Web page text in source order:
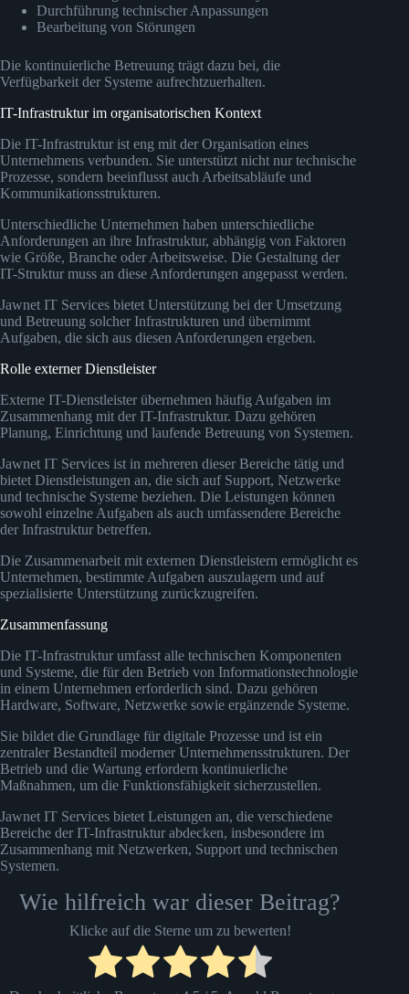
Durchführung technischer Anpassungen
Bearbeitung von Störungen
Die kontinuierliche Betreuung trägt dazu bei, die
Verfügbarkeit der Systeme aufrechtzuerhalten.
IT-Infrastruktur im organisatorischen Kontext
Die IT-Infrastruktur ist eng mit der Organisation eines
Unternehmens verbunden. Sie unterstützt nicht nur technische
Prozesse, sondern beeinflusst auch Arbeitsabläufe und
Kommunikationsstrukturen.
Unterschiedliche Unternehmen haben unterschiedliche
Anforderungen an ihre Infrastruktur, abhängig von Faktoren
wie Größe, Branche oder Arbeitsweise. Die Gestaltung der
IT-Struktur muss an diese Anforderungen angepasst werden.
Jawnet IT Services bietet Unterstützung bei der Umsetzung
und Betreuung solcher Infrastrukturen und übernimmt
Aufgaben, die sich aus diesen Anforderungen ergeben.
Rolle externer Dienstleister
Externe IT-Dienstleister übernehmen häufig Aufgaben im
Zusammenhang mit der IT-Infrastruktur. Dazu gehören
Planung, Einrichtung und laufende Betreuung von Systemen.
Jawnet IT Services ist in mehreren dieser Bereiche tätig und
bietet Dienstleistungen an, die sich auf Support, Netzwerke
und technische Systeme beziehen. Die Leistungen können
sowohl einzelne Aufgaben als auch umfassendere Bereiche
der Infrastruktur betreffen.
Die Zusammenarbeit mit externen Dienstleistern ermöglicht es
Unternehmen, bestimmte Aufgaben auszulagern und auf
spezialisierte Unterstützung zurückzugreifen.
Zusammenfassung
Die IT-Infrastruktur umfasst alle technischen Komponenten
und Systeme, die für den Betrieb von Informationstechnologie
in einem Unternehmen erforderlich sind. Dazu gehören
Hardware, Software, Netzwerke sowie ergänzende Systeme.
Sie bildet die Grundlage für digitale Prozesse und ist ein
zentraler Bestandteil moderner Unternehmensstrukturen. Der
Betrieb und die Wartung erfordern kontinuierliche
Maßnahmen, um die Funktionsfähigkeit sicherzustellen.
Jawnet IT Services bietet Leistungen an, die verschiedene
Bereiche der IT-Infrastruktur abdecken, insbesondere im
Zusammenhang mit Netzwerken, Support und technischen
Systemen.
Wie hilfreich war dieser Beitrag?
Klicke auf die Sterne um zu bewerten!